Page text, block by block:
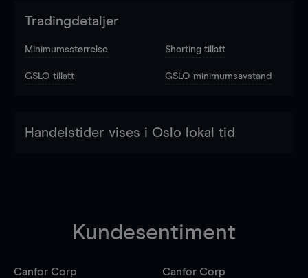
Tradingdetaljer
Minimumsstørrelse Shorting tillatt
GSLO tillatt GSLO minimumsavstand
Handelstider vises i Oslo lokal tid
Kundesentiment
Canfor Corp
Canfor Corp